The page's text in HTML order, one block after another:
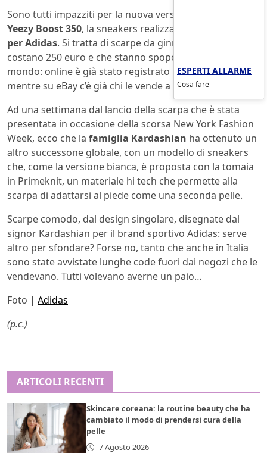
Sono tutti impazziti per la nuova versione nera della
Yeezy Boost 350, la sneakers realizzata da
per Adidas. Si tratta di scarpe da ginnastica che
costano 250 euro e che stanno spopolando in tutto il
mondo: online è già stato registrato il tutto esaurito,
mentre su eBay c’è già chi le vende a cifre esorbitanti.
Ad una settimana dal lancio della scarpa che è stata
presentata in occasione della scorsa New York Fashion
Week, ecco che la famiglia Kardashian ha ottenuto un
altro successone globale, con un modello di sneakers
che, come la versione bianca, è proposta con la tomaia
in Primeknit, un materiale hi tech che permette alla
scarpa di adattarsi al piede come una seconda pelle.
Scarpe comodo, dal design singolare, disegnate dal
signor Kardashian per il brand sportivo Adidas: serve
altro per sfondare? Forse no, tanto che anche in Italia
sono state avvistate lunghe code fuori dai negozi che le
vendevano. Tutti volevano averne un paio…
Foto | Adidas
(p.c.)
ARTICOLI RECENTI
Skincare coreana: la routine beauty che ha
cambiato il modo di prendersi cura della
pelle
7 Agosto 2026
ESPERTI ALLARME
Cosa fare